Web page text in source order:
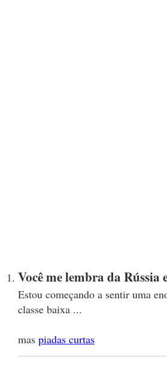
Você me lembra da Rússia
Estou começando a sentir uma
classe baixa ...
mas piadas curtas